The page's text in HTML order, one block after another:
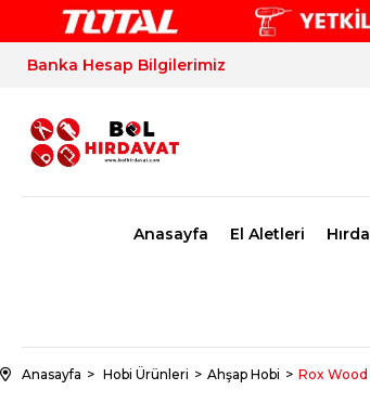
Banka Hesap Bilgilerimiz
Anasayfa El Aletleri
Anasayfa Hobi Ürünleri Ahşap Hobi Rox Wood